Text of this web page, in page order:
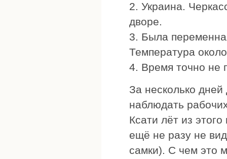
2. Украина.
дворе.
3. Была
Температура
4. Время точно не
За несколько
наблюдать
Ксати лёт из
ещё не разу не
самки). С чем это